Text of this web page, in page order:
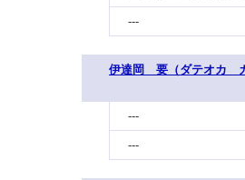
---
伊達岡 要（ダテオカ カ
---
---